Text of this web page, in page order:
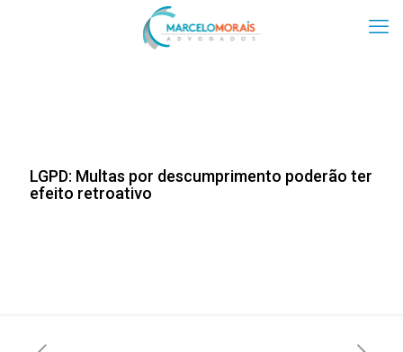
LGPD: Multas por descumprimento poderão ter
efeito retroativo